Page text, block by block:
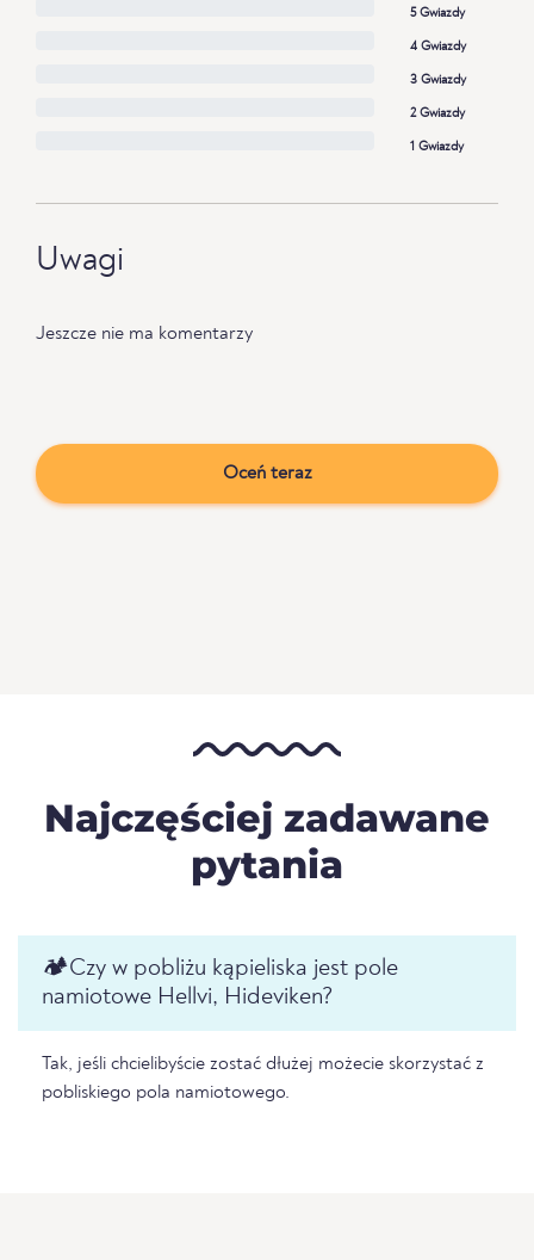
5 Gwiazdy
4 Gwiazdy
3 Gwiazdy
2 Gwiazdy
1 Gwiazdy
Uwagi
Jeszcze nie ma komentarzy
Oceń teraz
Najczęściej zadawane
pytania
🏕️️Czy w pobliżu kąpieliska jest pole
namiotowe Hellvi, Hideviken?
Tak, jeśli chcielibyście zostać dłużej możecie skorzystać z
pobliskiego pola namiotowego.